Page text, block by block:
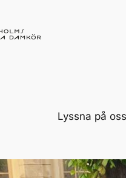
Lyssna på